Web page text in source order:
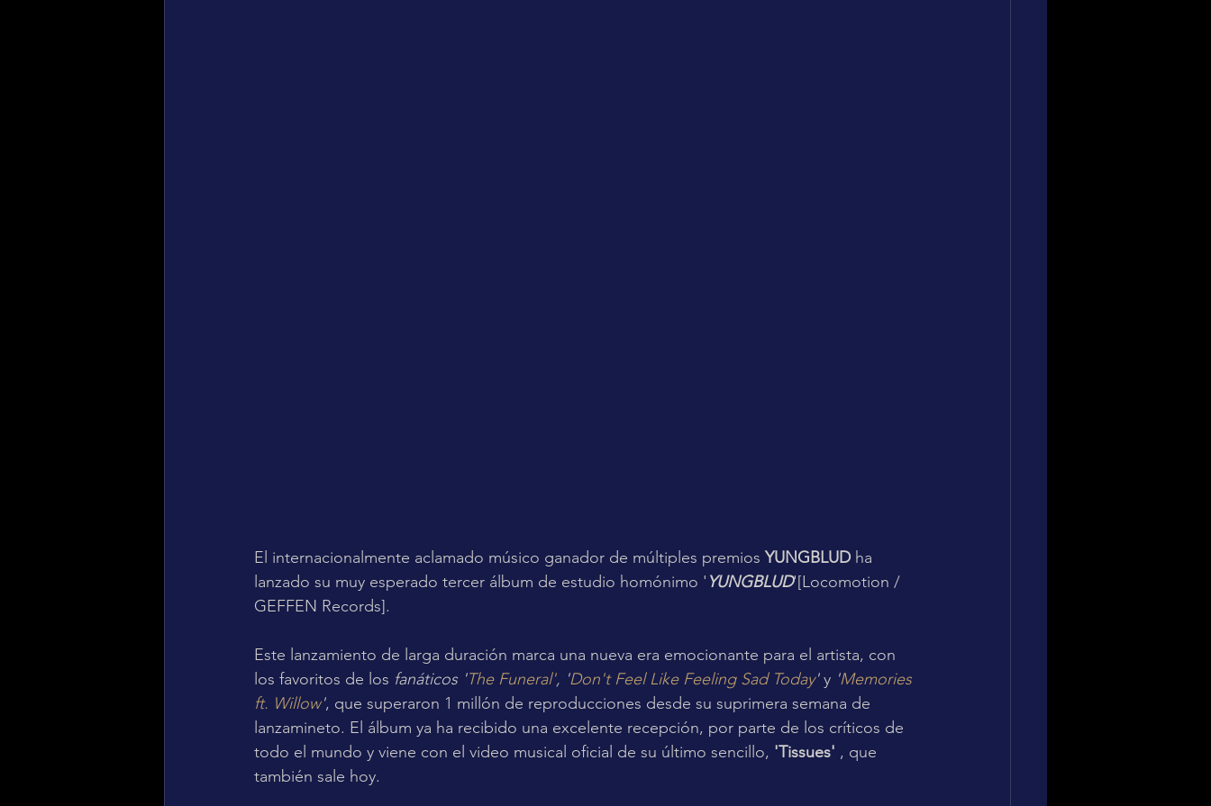
El internacionalmente aclamado músico ganador de múltiples premios YUNGBLUD ha
lanzado su muy esperado tercer álbum de estudio homónimo ' YUNGBLUD'[Locomotion /
GEFFEN Records].
Este lanzamiento de larga duración marca una nueva era emocionante para el artista, con
los favoritos de los fanáticos 'The Funeral', 'Don't Feel Like Feeling Sad Today' y 'Memories
ft. Willow', que superaron 1 millón de reproducciones desde su suprimera semana de
lanzamineto. El álbum ya ha recibido una excelente recepción, por parte de los críticos de
todo el mundo y viene con el video musical oficial de su último sencillo, 'Tissues' , que
también sale hoy.